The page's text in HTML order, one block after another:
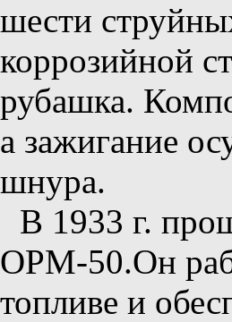
шести
коррозийной
рубашка.
а зажигание
шнура.
В 1933 г.
ОРМ-50.Он
топливе и